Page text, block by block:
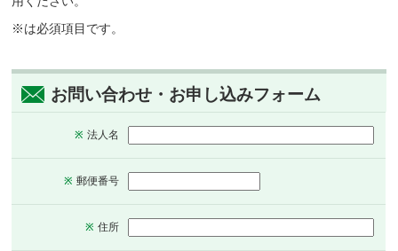
※は必須項目です。
お問い合わせ・お申し込みフォーム
※ 法人名
※ 郵便番号
※ 住所